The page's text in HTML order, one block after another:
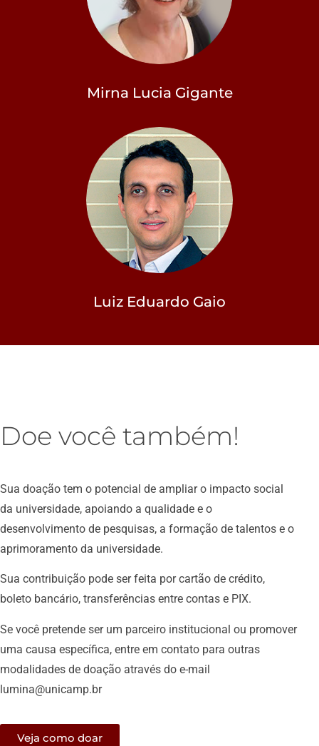
Mirna Lucia Gigante
Luiz Eduardo Gaio
Doe você também!
Sua doação tem o potencial de ampliar o impacto social
da universidade, apoiando a qualidade e o
desenvolvimento de pesquisas, a formação de talentos e o
aprimoramento da universidade.
Sua contribuição pode ser feita por cartão de crédito,
boleto bancário, transferências entre contas e PIX.
Se você pretende ser um parceiro institucional ou promover
uma causa específica, entre em contato para outras
modalidades de doação através do e-mail
lumina@unicamp.br
Veja como doar